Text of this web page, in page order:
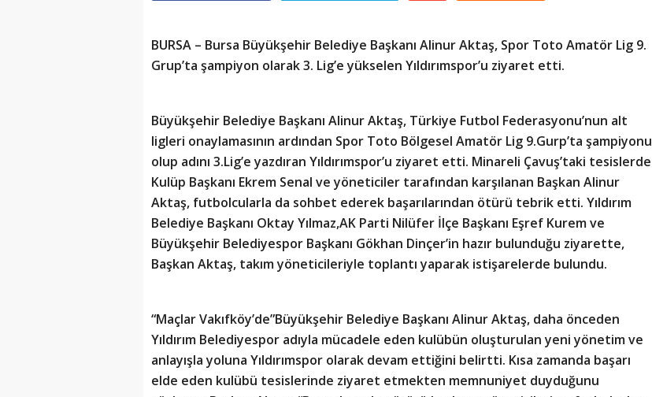
BURSA – Bursa Büyükşehir Belediye Başkanı Alinur Aktaş, Spor Toto Amatör Lig 9.
Grup’ta şampiyon olarak 3. Lig’e yükselen Yıldırımspor’u ziyaret etti.
Büyükşehir Belediye Başkanı Alinur Aktaş, Türkiye Futbol Federasyonu’nun alt
ligleri onaylamasının ardından Spor Toto Bölgesel Amatör Lig 9.Gurp’ta şampiyonu
olup adını 3.Lig’e yazdıran Yıldırımspor’u ziyaret etti. Minareli Çavuş’taki tesislerde
Kulüp Başkanı Ekrem Senal ve yöneticiler tarafından karşılanan Başkan Alinur
Aktaş, futbolcularla da sohbet ederek başarılarından ötürü tebrik etti. Yıldırım
Belediye Başkanı Oktay Yılmaz,AK Parti Nilüfer İlçe Başkanı Eşref Kurem ve
Büyükşehir Belediyespor Başkanı Gökhan Dinçer’in hazır bulunduğu ziyarette,
Başkan Aktaş, takım yöneticileriyle toplantı yaparak istişarelerde bulundu.
“Maçlar Vakıfköy’de”Büyükşehir Belediye Başkanı Alinur Aktaş, daha önceden
Yıldırım Belediyespor adıyla mücadele eden kulübün oluşturulan yeni yönetim ve
anlayışla yoluna Yıldırımspor olarak devam ettiğini belirtti. Kısa zamanda başarı
elde eden kulübü tesislerinde ziyaret etmekten memnuniyet duyduğunu